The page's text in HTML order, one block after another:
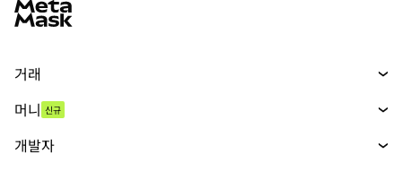
거래
무기한 선물
머니 신규
개발자